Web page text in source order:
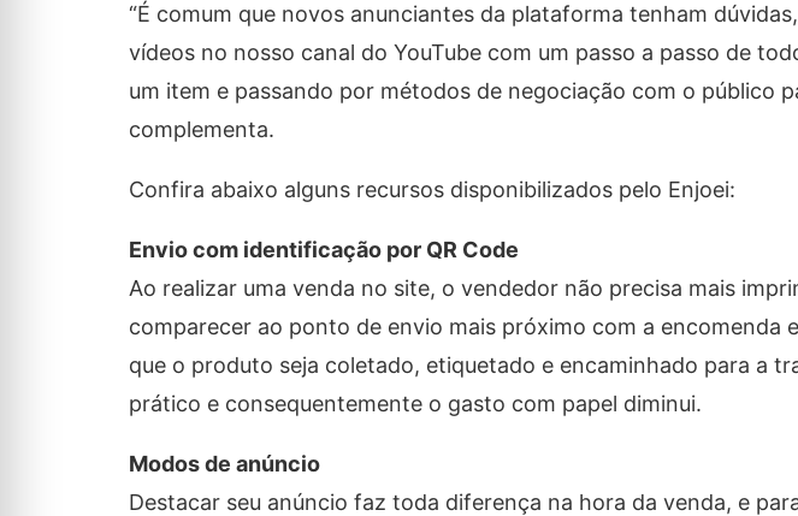
“É comum que novos anunciantes da plataforma tenham
vídeos no nosso canal do YouTube com um passo a passo de
um item e passando por métodos de negociação com o público
complementa.
Confira abaixo alguns recursos disponibilizados pelo Enjoei:
Envio com identificação por QR Code
Ao realizar uma venda no site, o vendedor não precisa mais
comparecer ao ponto de envio mais próximo com a encomenda
que o produto seja coletado, etiquetado e encaminhado para a
prático e consequentemente o gasto com papel diminui.
Modos de anúncio
Destacar seu anúncio faz toda diferença na hora da venda, e